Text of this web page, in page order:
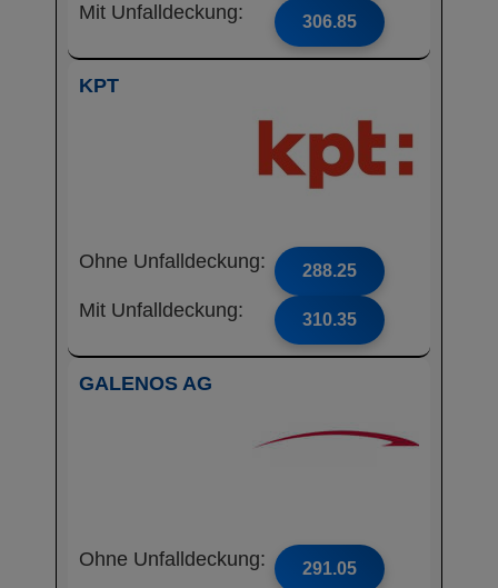
Mit Unfalldeckung: 306.85
KPT
Ohne Unfalldeckung: 288.25
Mit Unfalldeckung: 310.35
GALENOS AG
Ohne Unfalldeckung: 291.05